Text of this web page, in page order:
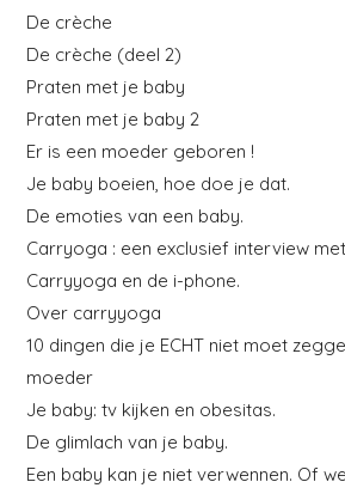
De crèche
De crèche (deel 2)
Praten met je baby
Praten met je baby 2
Er is een moeder geboren !
Je baby boeien, hoe doe je dat.
De emoties van een baby.
Carryoga : een exclusief interview
Carryyoga en de i-phone.
Over carryyoga
10 dingen die je ECHT niet moet
moeder
Je baby: tv kijken en obesitas.
De glimlach van je baby.
Een baby kan je niet verwennen. Of